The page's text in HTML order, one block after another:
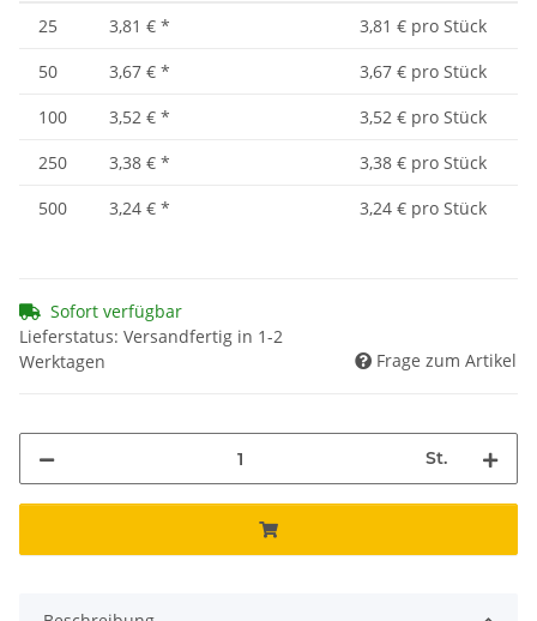
25 3,81 € *
3,81 € pro Stück
50
3,67 € *
3,67 € pro Stück
100
3,52 € *
3,52 € pro Stück
250
3,38 € *
3,38 € pro Stück
500
3,24 € * 3,24 € pro Stück
Sofort verfügbar
Lieferstatus: Versandfertig in 1-2
Werktagen
Frage zum Artikel
St.